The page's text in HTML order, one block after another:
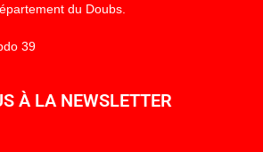
du Doubs.
39
À LA NEWSLETTER